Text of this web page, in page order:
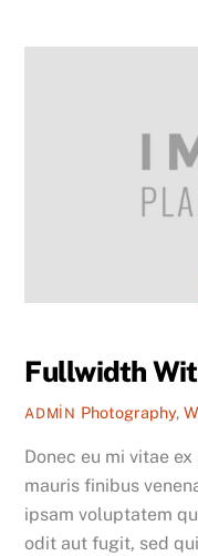
Fullwidth
ADMIN Photography,
Donec eu mi vitae
mauris finibus
ipsam voluptatem
odit aut fugit, sed